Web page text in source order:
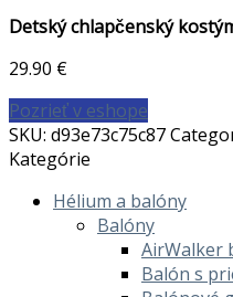
Detský chlapčenský
29.90 €
Pozrieť v eshope
SKU: d93e73c75c87
Kategórie
Hélium a balóny
Balóny
AirWalker
Balón s